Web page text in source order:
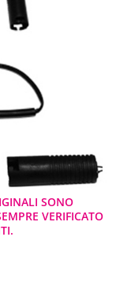
SONO
VERIFICATO